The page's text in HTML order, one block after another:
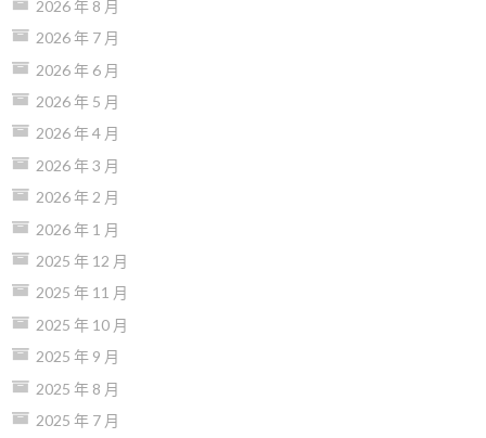
2026 年 8 月
2026 年 7 月
2026 年 6 月
2026 年 5 月
2026 年 4 月
2026 年 3 月
2026 年 2 月
2026 年 1 月
2025 年 12 月
2025 年 11 月
2025 年 10 月
2025 年 9 月
2025 年 8 月
2025 年 7 月